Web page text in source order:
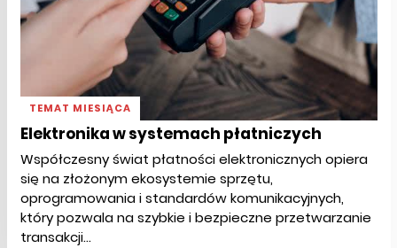
TEMAT MIESIĄCA
Elektronika w systemach płatniczych
Współczesny świat płatności elektronicznych opiera
się na złożonym ekosystemie sprzętu,
oprogramowania i standardów komunikacyjnych,
który pozwala na szybkie i bezpieczne przetwarzanie
transakcji...